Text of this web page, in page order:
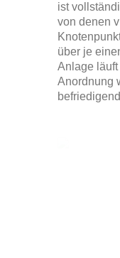
ist
von denen
über je
Anlage
Anordnung